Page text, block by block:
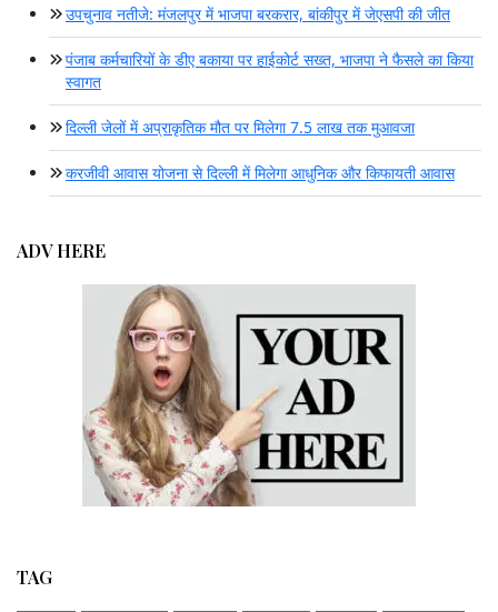
उपचुनाव नतीजे: मंजलपुर में भाजपा बरकरार, बांकीपुर में जेएसपी की जीत
पंजाब कर्मचारियों के डीए बकाया पर हाईकोर्ट सख्त, भाजपा ने फैसले का किया
स्वागत
दिल्ली जेलों में अप्राकृतिक मौत पर मिलेगा 7.5 लाख तक मुआवजा
करजीवी आवास योजना से दिल्ली में मिलेगा आधुनिक और किफायती आवास
ADV HERE
TAG